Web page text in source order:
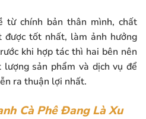
từ chính bản thân mình, chất
được tốt nhất, làm ảnh hưởng
khi hợp tác thì hai bên nên
sản phẩm và dịch vụ để
ra thuận lợi nhất.
Cà Phê Đang Là Xu